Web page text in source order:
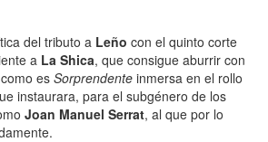
del tributo a Leño con el quinto corte
a La Shica, que consigue aburrir con
es Sorprendente inmersa en el rollo
instaurara, para el subgénero de los
Joan Manuel Serrat, al que por lo